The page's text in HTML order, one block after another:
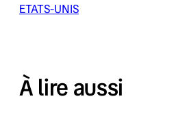
ETATS-UNIS
À lire aussi